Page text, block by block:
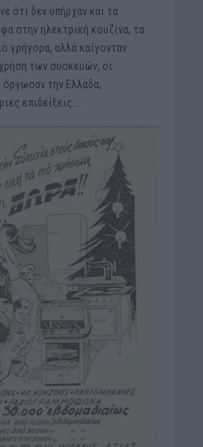
ότι δεν υπήρχαν και τα
στην ηλεκτρική κουζίνα, τα
γρήγορα, αλλά καίγονταν
των συσκευών, οι
όργωσαν την Ελλάδα,
επιδείξεις….